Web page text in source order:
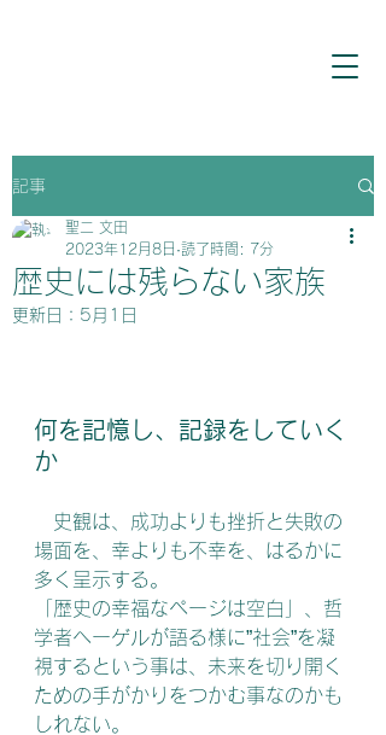
記事
歴史には残らない家族
聖二 文田
2023年12月8日 読了時間: 7分
更新日： 5月1日
何を記憶し、記録をしていく
か
史観は、成功よりも挫折と失敗の
場面を、幸よりも不幸を、はるかに
多く呈示する。
「歴史の幸福なページは空白」、哲
学者ヘーゲルが語る様に”社会”を凝
視するという事は、未来を切り開く
ための手がかりをつかむ事なのかも
しれない。